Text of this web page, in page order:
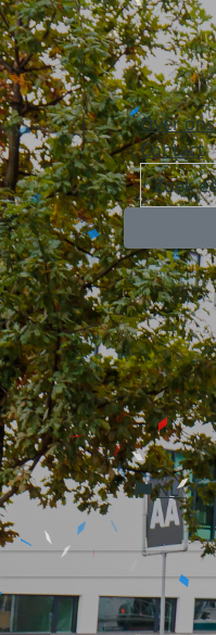
Over ons
Contact
NL